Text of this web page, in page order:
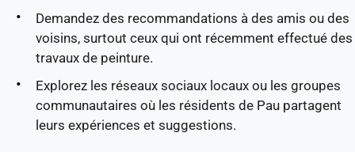
Demandez des recommandations à des amis ou des
voisins, surtout ceux qui ont récemment effectué des
travaux de peinture.
Explorez les réseaux sociaux locaux ou les groupes
communautaires où les résidents de Pau partagent
leurs expériences et suggestions.